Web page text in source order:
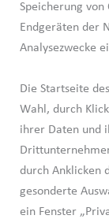
Speicherung von
Endgeräten der
Analysezwecke
Die Startseite
Wahl, durch
ihrer Daten und
durch Anklicken
gesonderte
ein Fenster